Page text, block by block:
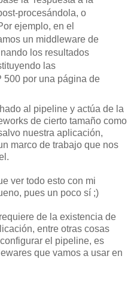
procesándola, o
ejemplo, en el
un middleware de
los resultados
las
500 por una página de
al pipeline y actúa de la
de cierto tamaño como
nuestra aplicación,
marco de trabajo que nos
ver todo esto con mi
pues un poco sí ;)
de la existencia de
entre otras cosas
el pipeline, es
que vamos a usar en